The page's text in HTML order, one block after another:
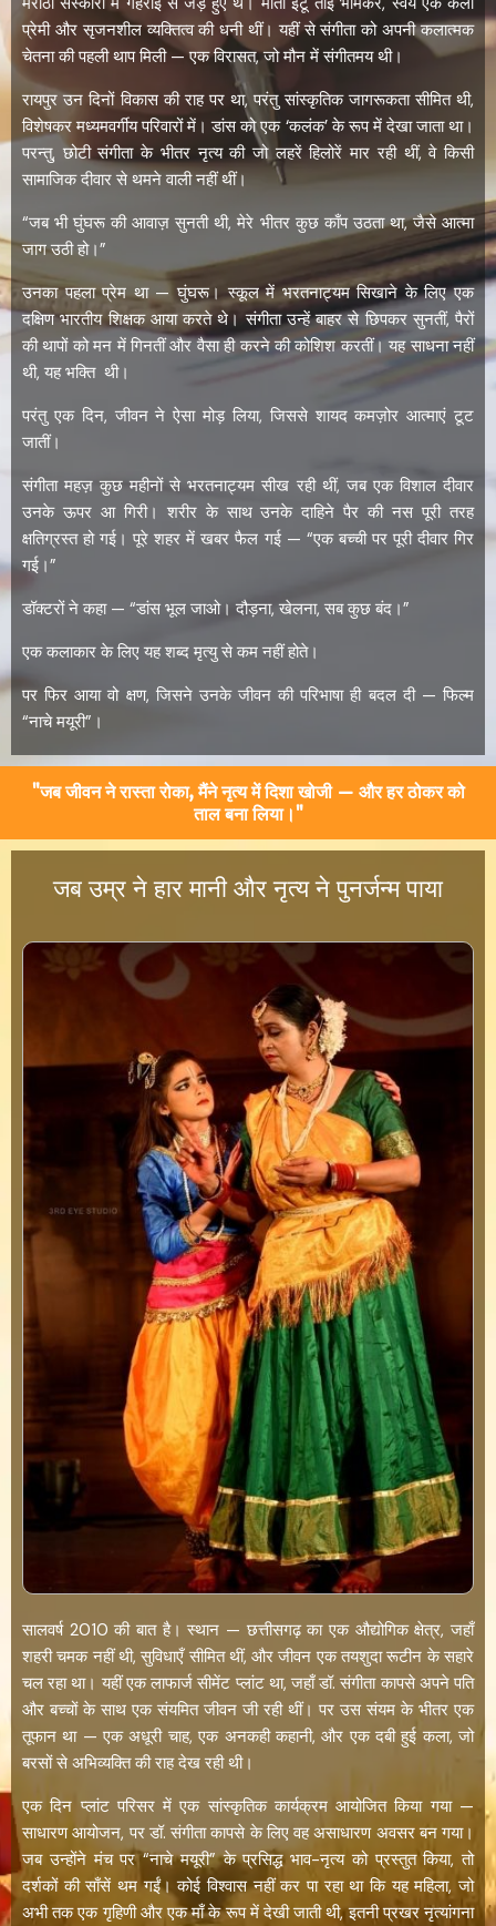
प्रेमी और सृजनशील व्यक्तित्व की धनी थीं। यहीं से संगीता को अपनी कलात्मक
चेतना की पहली थाप मिली — एक विरासत, जो मौन में संगीतमय थी।
रायपुर उन दिनों विकास की राह पर था, परंतु सांस्कृतिक जागरूकता सीमित थी,
विशेषकर मध्यमवर्गीय परिवारों में। डांस को एक ‘कलंक’ के रूप में देखा जाता था।
परन्तु, छोटी संगीता के भीतर नृत्य की जो लहरें हिलोरें मार रही थीं, वे किसी
सामाजिक दीवार से थमने वाली नहीं थीं।
“जब भी घुंघरू की आवाज़ सुनती थी, मेरे भीतर कुछ काँप उठता था, जैसे आत्मा
जाग उठी हो।”
उनका पहला प्रेम था — घुंघरू। स्कूल में भरतनाट्यम सिखाने के लिए एक
दक्षिण भारतीय शिक्षक आया करते थे। संगीता उन्हें बाहर से छिपकर सुनतीं, पैरों
की थापों को मन में गिनतीं और वैसा ही करने की कोशिश करतीं। यह साधना नहीं
थी, यह भक्ति थी।
परंतु एक दिन, जीवन ने ऐसा मोड़ लिया, जिससे शायद कमज़ोर आत्माएं टूट
जातीं।
संगीता महज़ कुछ महीनों से भरतनाट्यम सीख रही थीं, जब एक विशाल दीवार
उनके ऊपर आ गिरी। शरीर के साथ उनके दाहिने पैर की नस पूरी तरह
क्षतिग्रस्त हो गई। पूरे शहर में खबर फैल गई — “एक बच्ची पर पूरी दीवार गिर
गई।”
डॉक्टरों ने कहा — “डांस भूल जाओ। दौड़ना, खेलना, सब कुछ बंद।”
एक कलाकार के लिए यह शब्द मृत्यु से कम नहीं होते।
पर फिर आया वो क्षण, जिसने उनके जीवन की परिभाषा ही बदल दी — फिल्म
“नाचे मयूरी”।
"जब जीवन ने रास्ता रोका, मैंने नृत्य में दिशा खोजी — और हर ठोकर को
ताल बना लिया।"
जब उम्र ने हार मानी और नृत्य ने पुनर्जन्म पाया
सालवर्ष 2010 की बात है। स्थान — छत्तीसगढ़ का एक औद्योगिक क्षेत्र, जहाँ
शहरी चमक नहीं थी, सुविधाएँ सीमित थीं, और जीवन एक तयशुदा रूटीन के सहारे
चल रहा था। यहीं एक लाफार्ज सीमेंट प्लांट था, जहाँ डॉ. संगीता कापसे अपने पति
और बच्चों के साथ एक संयमित जीवन जी रही थीं। पर उस संयम के भीतर एक
तूफान था — एक अधूरी चाह, एक अनकही कहानी, और एक दबी हुई कला, जो
बरसों से अभिव्यक्ति की राह देख रही थी।
एक दिन प्लांट परिसर में एक सांस्कृतिक कार्यक्रम आयोजित किया गया —
साधारण आयोजन, पर डॉ. संगीता कापसे के लिए वह असाधारण अवसर बन गया।
जब उन्होंने मंच पर “नाचे मयूरी” के प्रसिद्ध भाव-नृत्य को प्रस्तुत किया, तो
दर्शकों की साँसें थम गईं। कोई विश्वास नहीं कर पा रहा था कि यह महिला, जो
अभी तक एक गृहिणी और एक माँ के रूप में देखी जाती थी, इतनी प्रखर नृत्यांगना